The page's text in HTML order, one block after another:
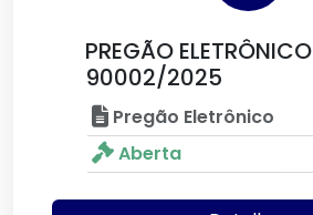
PREGÃO ELETRÔNICO
90002/2025
Pregão Eletrônico
Aberta